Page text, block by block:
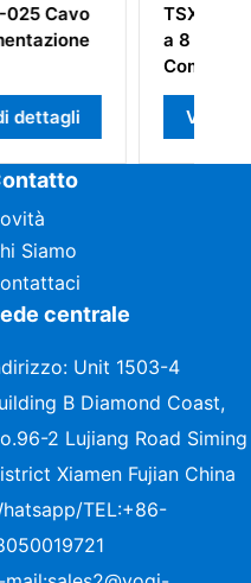
TSXRKN8 Telaio
a 8 Posizioni
Vedi dettagli
Siamo
centrale
Unit 1503-4
B Diamond Coast,
2 Lujiang Road Siming
Xiamen Fujian China
TEL:+86-